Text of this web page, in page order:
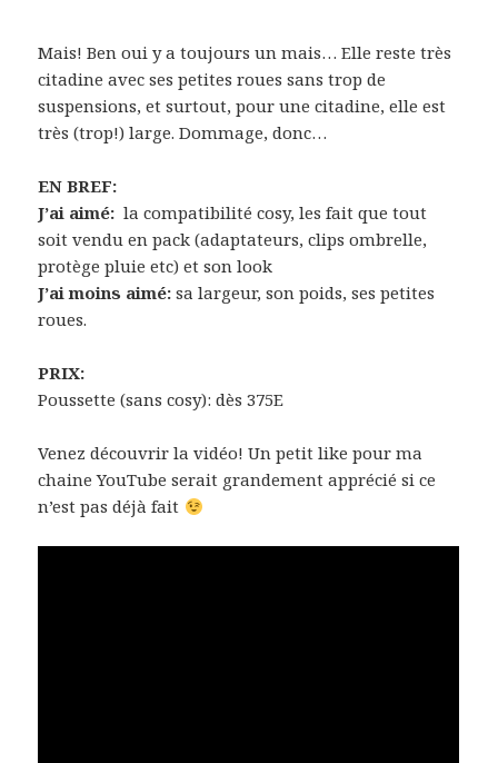
Mais! Ben oui y a toujours un mais… Elle reste très
citadine avec ses petites roues sans trop de
suspensions, et surtout, pour une citadine, elle est
très (trop!) large. Dommage, donc…
EN BREF:
J’ai aimé: la compatibilité cosy, les fait que tout
soit vendu en pack (adaptateurs, clips ombrelle,
protège pluie etc) et son look
J’ai moins aimé: sa largeur, son poids, ses petites
roues.
PRIX:
Poussette (sans cosy): dès 375E
Venez découvrir la vidéo! Un petit like pour ma
chaine YouTube serait grandement apprécié si ce
n’est pas déjà fait